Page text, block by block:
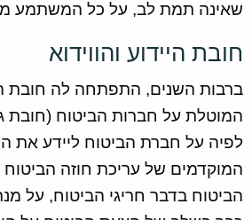
שאינה תמת לב, על כל המשתמע
חובת היידוע והווידוא
ברבות השנים, התפתחה לה חובת
המוטלת על חברות הביטוח (חובת
לפיה על חברת הביטוח ליידע את
המוקדמים של עריכת חוזה
הביטוח בדבר חריגי הביטוח, על